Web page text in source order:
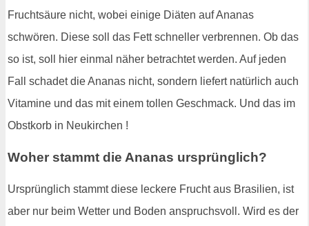
Fruchtsäure nicht, wobei einige Diäten auf Ananas
schwören. Diese soll das Fett schneller verbrennen. Ob das
so ist, soll hier einmal näher betrachtet werden. Auf jeden
Fall schadet die Ananas nicht, sondern liefert natürlich auch
Vitamine und das mit einem tollen Geschmack. Und das im
Obstkorb in Neukirchen !
Woher stammt die Ananas ursprünglich?
Ursprünglich stammt diese leckere Frucht aus Brasilien, ist
aber nur beim Wetter und Boden anspruchsvoll. Wird es der